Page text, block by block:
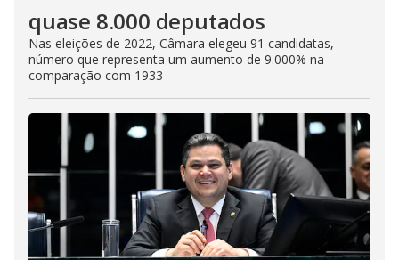
quase 8.000 deputados
Nas eleições de 2022, Câmara elegeu 91 candidatas,
número que representa um aumento de 9.000% na
comparação com 1933